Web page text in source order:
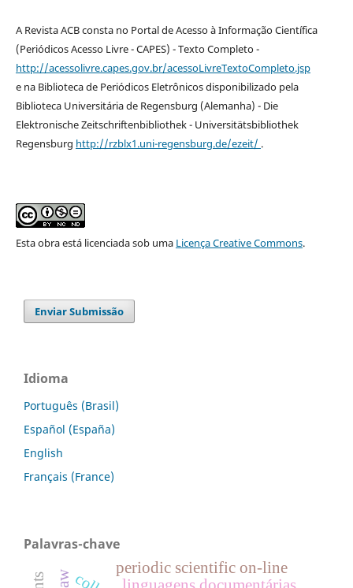
A Revista ACB consta no Portal de Acesso à Informação Científica
(Periódicos Acesso Livre - CAPES) - Texto Completo -
http://acessolivre.capes.gov.br/acessoLivreTextoCompleto.jsp
e na Biblioteca de Periódicos Eletrônicos disponibilizado pela
Biblioteca Universitária de Regensburg (Alemanha) - Die
Elektronische Zeitschriftenbibliothek - Universitätsbibliothek
Regensburg http://rzblx1.uni-regensburg.de/ezeit/ .
Esta obra está licenciada sob uma Licença Creative Commons.
Enviar Submissão
Idioma
Português (Brasil)
Español (España)
English
Français (France)
Palavras-chave
linguagens documentárias
periodic scientific on-line